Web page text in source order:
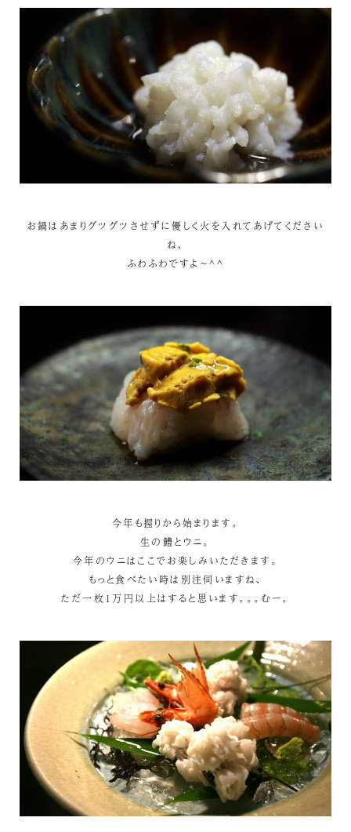
お鍋はあまりグツグツさせずに優しく火を入れてあげてください
ね、
ふわふわですよ～^^
今年も握りから始まります。
生の鱧とウニ。
今年のウニはここでお楽しみいただきます。
もっと食べたい時は別注伺いますね、
ただ一枚1万円以上はすると思います。。。むー。